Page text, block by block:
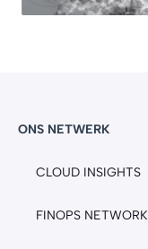
ONS NETWERK
CLOUD INSIGHTS
FINOPS NETWORK